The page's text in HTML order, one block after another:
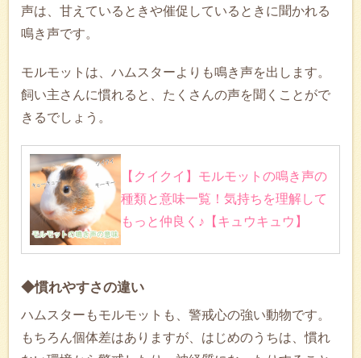
声は、甘えているときや催促しているときに聞かれる
鳴き声です。
モルモットは、ハムスターよりも鳴き声を出します。
飼い主さんに慣れると、たくさんの声を聞くことがで
きるでしょう。
【クイクイ】モルモットの鳴き声の
種類と意味一覧！気持ちを理解して
もっと仲良く♪【キュウキュウ】
◆慣れやすさの違い
ハムスターもモルモットも、警戒心の強い動物です。
もちろん個体差はありますが、はじめのうちは、慣れ